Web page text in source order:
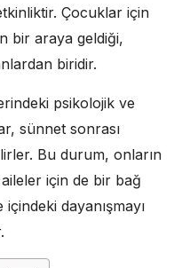
Çocuklar için
bir araya geldiği,
biridir.
psikolojik ve
sünnet sonrası
Bu durum, onların
için de bir bağ
dayanışmayı